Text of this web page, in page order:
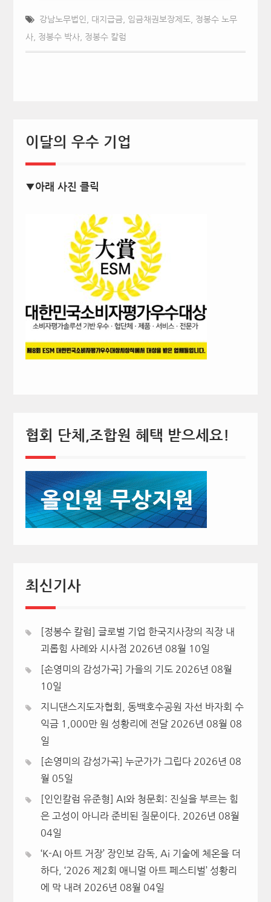
강남노무법인 대지급금, 임금채권보장제도 정봉수 노무
사, 정봉수 박사, 정봉수 칼럼
이달의 우수 기업
▼아래 사진 클릭
협회 단체,조합원 혜택 받으세요!
최신기사
[정봉수 칼럼] 글로벌 기업 한국지사장의 직장 내
괴롭힘 사례와 시사점 2026년 08월 10일
[손영미의 감성가곡] 가을의 기도 2026년 08월
10일
지니댄스지도자협회, 동백호수공원 자선 바자회 수
익금 1,000만 원 성황리에 전달 2026년 08월 08
일
[손영미의 감성가곡] 누군가가 그립다 2026년 08
월 05일
[인인칼럼 유준형] AI와 청문회: 진실을 부르는 힘
은 고성이 아니라 준비된 질문이다.
2026년 08월
04일
‘K-AI 아트 거장’ 장인보 감독, Ai 기술에 체온을 더
하다, ‘2026 제2회 애니멀 아트 페스티벌’ 성황리
에 막 내려 2026년 08월 04일